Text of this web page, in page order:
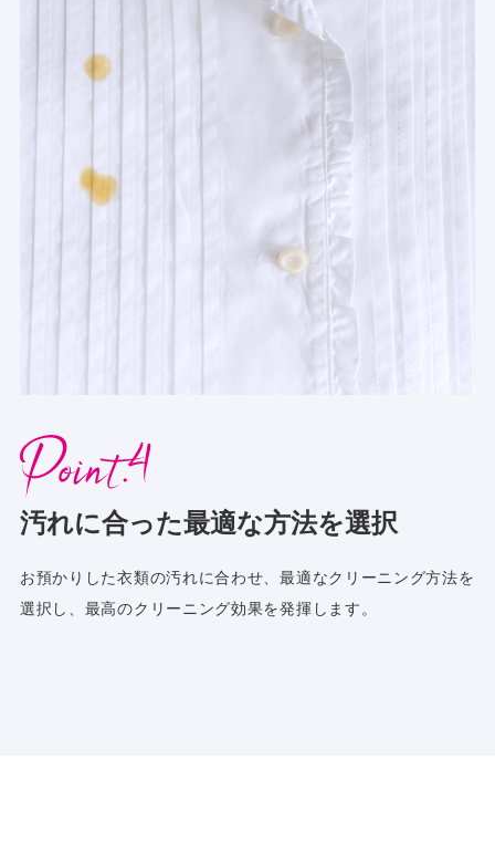
汚れに合った最適な方法を選択
お預かりした衣類の汚れに合わせ、最適なクリーニング方法を
選択し、最高のクリーニング効果を発揮します。